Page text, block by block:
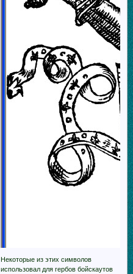
Некоторые из этих символов
использовал для гербов бойскаутов